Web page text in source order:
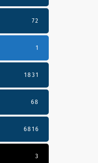
72
1
1831
68
6816
3